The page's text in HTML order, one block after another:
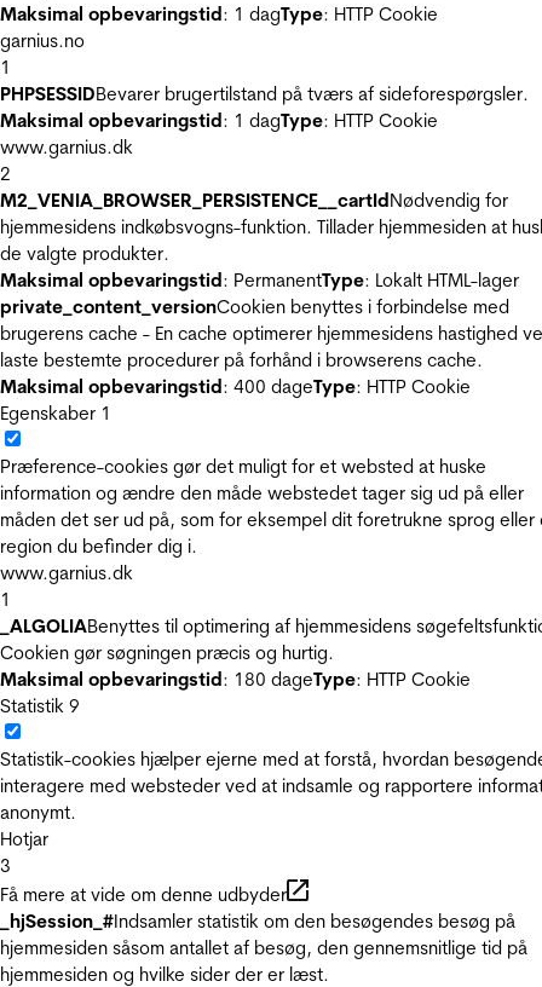
Maksimal opbevaringstid: 1 dagType: HTTP Cookie
garnius.no
1
PHPSESSIDBevarer brugertilstand på tværs af sideforespørgsler.
Maksimal opbevaringstid: 1 dagType: HTTP Cookie
www.garnius.dk
2
M2_VENIA_BROWSER_PERSISTENCE__cartIdNødvendig for
hjemmesidens indkøbsvogns-funktion. Tillader hjemmesiden at
de valgte produkter.
Maksimal opbevaringstid: PermanentType: Lokalt HTML-lager
private_content_versionCookien benyttes i forbindelse med
brugerens cache - En cache optimerer hjemmesidens hastighed
laste bestemte procedurer på forhånd i browserens cache.
Maksimal opbevaringstid: 400 dageType: HTTP Cookie
Egenskaber 1
Præference-cookies gør det muligt for et websted at huske
information og ændre den måde webstedet tager sig ud på eller
måden det ser ud på, som for eksempel dit foretrukne sprog eller
region du befinder dig i.
www.garnius.dk
1
_ALGOLIABenyttes til optimering af hjemmesidens
Cookien gør søgningen præcis og hurtig.
Maksimal opbevaringstid: 180 dageType: HTTP Cookie
Statistik 9
Statistik-cookies hjælper ejerne med at forstå, hvordan
interagere med websteder ved at indsamle og rapportere
anonymt.
Hotjar
3
Få mere at vide om denne udbyder
_hjSession_#Indsamler statistik om den besøgendes besøg på
hjemmesiden såsom antallet af besøg, den gennemsnitlige tid på
hjemmesiden og hvilke sider der er læst.